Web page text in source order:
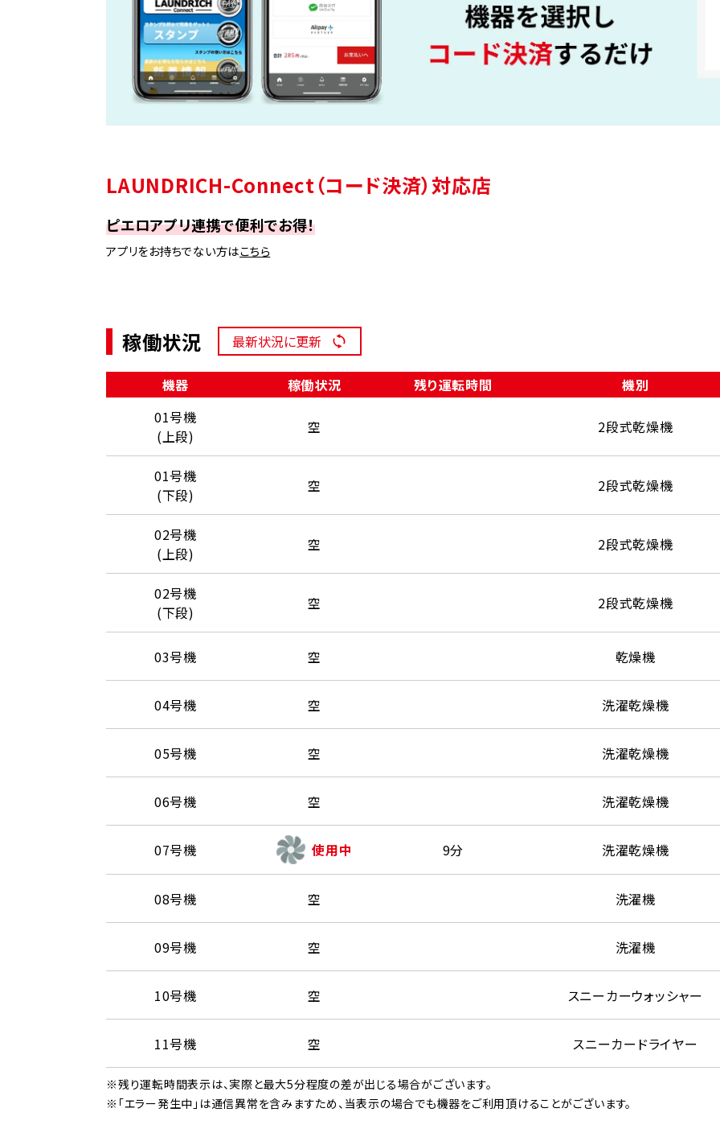
LAUNDRICH-Connect（コード決済）対応店
ピエロアプリ連携で便利でお得！
アプリをお持ちでない方はこちら
稼働状況 最新状況に更新
機器 稼働状況 残り運転時間
機別
01号機
(上段)
空 2段式乾燥機
01号機
(下段)
空 2段式乾燥機
02号機
(上段)
空 2段式乾燥機
02号機
(下段)
空 2段式乾燥機
03号機 空 乾燥機
04号機 空 洗濯乾燥機
05号機 空 洗濯乾燥機
06号機 空 洗濯乾燥機
07号機 使用中 9分 洗濯乾燥機
08号機 空 洗濯機
09号機 空 洗濯機
10号機 空 スニーカーウォッシャー
11号機 空 スニーカードライヤー
※残り運転時間表示は、実際と最大5分程度の差が出じる場合がございます。
※「エラー発生中」は通信異常を含みますため、当表示の場合でも機器をご利用頂けることがございます。